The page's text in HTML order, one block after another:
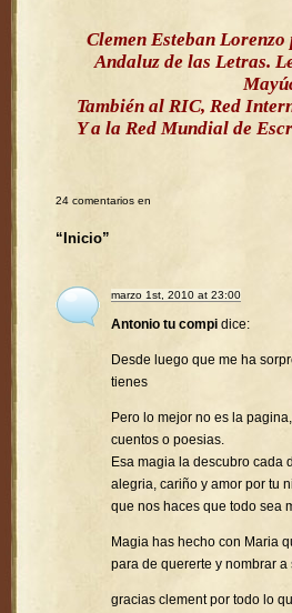
Clemen Esteban
Andaluz de las Letras.
También al RIC, Red
Y a la Red Mundial de
24 comentarios en
“Inicio”
marzo 1st, 2010 at 23:00
Antonio tu compi dice:
Desde luego que me ha
tienes
Pero lo mejor no es la
cuentos o poesias.
Esa magia la descubro cada
alegria, cariño y amor por tu
que nos haces que todo sea
Magia has hecho con Maria
para de quererte y nombrar
gracias clement por todo lo